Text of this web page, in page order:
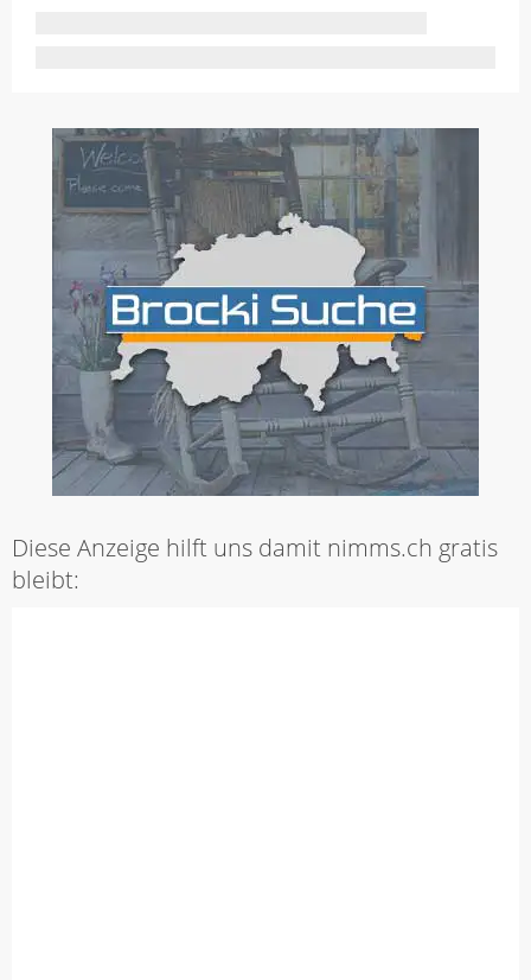
Diese Anzeige hilft uns damit nimms.ch gratis
bleibt: